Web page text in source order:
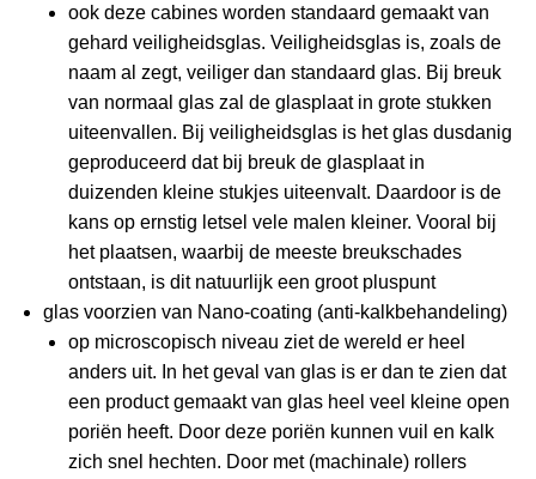
ook deze cabines worden standaard gemaakt van
gehard veiligheidsglas. Veiligheidsglas is, zoals de
naam al zegt, veiliger dan standaard glas. Bij breuk
van normaal glas zal de glasplaat in grote stukken
uiteenvallen. Bij veiligheidsglas is het glas dusdanig
geproduceerd dat bij breuk de glasplaat in
duizenden kleine stukjes uiteenvalt. Daardoor is de
kans op ernstig letsel vele malen kleiner. Vooral bij
het plaatsen, waarbij de meeste breukschades
ontstaan, is dit natuurlijk een groot pluspunt
glas voorzien van Nano-coating (anti-kalkbehandeling)
op microscopisch niveau ziet de wereld er heel
anders uit. In het geval van glas is er dan te zien dat
een product gemaakt van glas heel veel kleine open
poriën heeft. Door deze poriën kunnen vuil en kalk
zich snel hechten. Door met (machinale) rollers